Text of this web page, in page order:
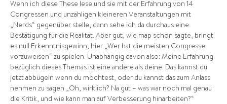
Wenn ich diese These lese und sie mit der Erfahrung von 14
Congressen und unzähligen kleineren Veranstaltungen mit
„Nerds“ gegenüber stelle, dann sehe ich da durchaus eine
Bestätigung für die Realität. Aber gut, wie map schon sagte, bringt
es null Erkenntnisgewinn, hier „Wer hat die meisten Congresse
vorzuweisen“ zu spielen. Unabhängig davon also: Meine Erfahrung
bezüglich dieses Themas ist eine andere als deine. Das kannst du
jetzt abbügeln wenn du möchtest, oder du kannst das zum Anlass
nehmen zu sagen „Oh, wirklich? Na gut – was war noch mal genau
die Kritik, und wie kann man auf Verbesserung hinarbeiten?“